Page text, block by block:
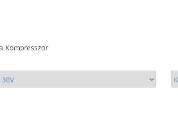
Kompresszor